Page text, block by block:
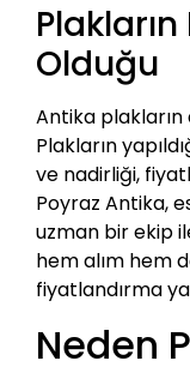
Olduğu
Antika plakların
Plakların
ve nadirliği,
Poyraz Antika,
uzman bir ekip
hem alım hem
fiyatlandırma
Neden